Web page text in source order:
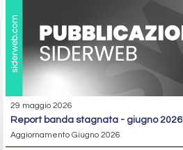
29 maggio 2026
report banda stagnata - giugno 2026
Aggiornamento Giugno 2026